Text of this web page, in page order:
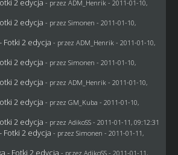
2 edycja - przez ADM_Henrik - 2011-01-10,
2 edycja - przez Simonen - 2011-01-10,
Fotki 2 edycja - przez ADM_Henrik - 2011-01-10,
2 edycja - przez Simonen - 2011-01-10,
2 edycja - przez ADM_Henrik - 2011-01-10,
2 edycja - przez GM_Kuba - 2011-01-10,
2 edycja - przez AdikoSS - 2011-01-11, 09:12:31
Fotki 2 edycja - przez Simonen - 2011-01-11,
- Fotki 2 edycja - przez AdikoSS - 2011-01-11,